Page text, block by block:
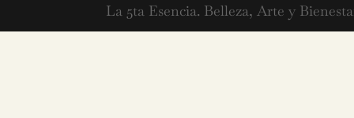
La 5ta Esencia. Belleza, Arte y